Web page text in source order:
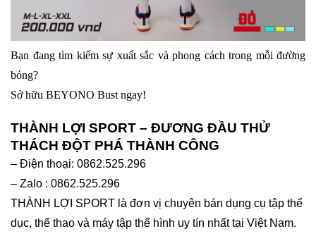
Bạn đang tìm kiếm sự xuất sắc và phong cách trong mỗi đường
bóng?
Sở hữu BEYONO Bust ngay!
THÀNH LỢI SPORT – ĐƯƠNG ĐẦU THỬ
THÁCH ĐỘT PHÁ THÀNH CÔNG
– Điện thoại: 0862.525.296
– Zalo : 0862.525.296
THÀNH LỢI SPORT là đơn vị chuyên bán dụng cụ tập thể
dục, thể thao và máy tập thể hình uy tín nhất tại Việt Nam.